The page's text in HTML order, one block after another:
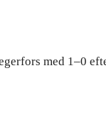
med 1–0